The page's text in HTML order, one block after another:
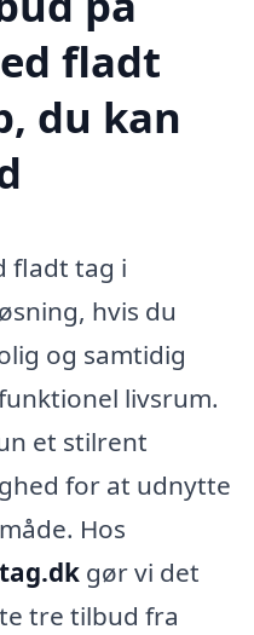
fladt
du kan
fladt tag i
hvis du
og samtidig
livsrum.
et stilrent
for at udnytte
Hos
gør vi det
tre tilbud fra